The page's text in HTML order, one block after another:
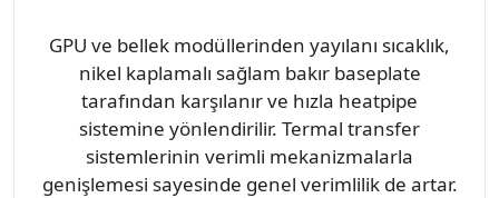
GPU ve bellek modüllerinden yayılanı sıcaklık,
nikel kaplamalı sağlam bakır baseplate
tarafından karşılanır ve hızla heatpipe
sistemine yönlendirilir. Termal transfer
sistemlerinin verimli mekanizmalarla
genişlemesi sayesinde genel verimlilik de artar.